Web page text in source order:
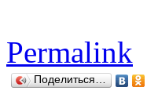
Permalink
Поделиться…